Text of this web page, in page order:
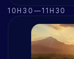
10H30 —11H30